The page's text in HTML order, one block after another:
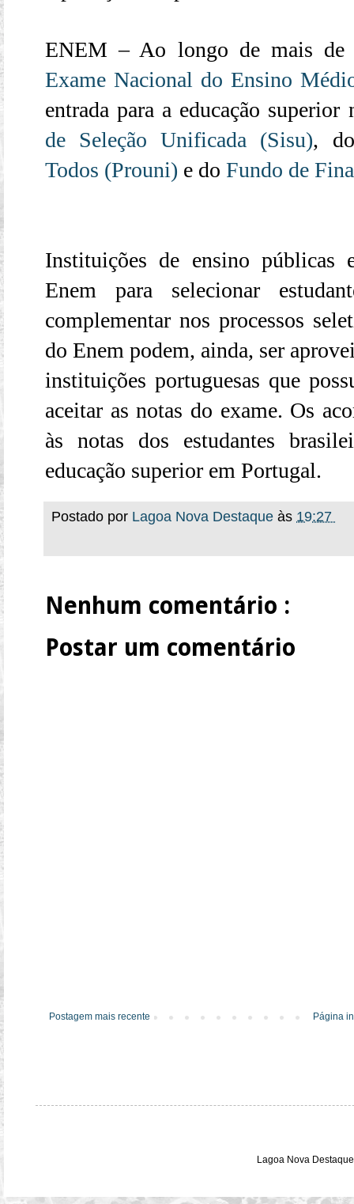
ENEM – Ao longo de mais de
Exame Nacional do Ensino
entrada para a educação
de Seleção Unificada (Sisu),
Todos (Prouni) e do Fundo de
Instituições de ensino
Enem para selecionar
complementar nos processos
do Enem podem, ainda, ser
instituições portuguesas que
aceitar as notas do exame. Os
às notas dos estudantes
educação superior em Portugal.
Postado por Lagoa Nova Destaque às 19:27
Nenhum comentário :
Postar um comentário
Postagem mais recente Página
Lagoa Nova